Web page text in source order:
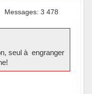
Messages: 3 478
seul à engranger